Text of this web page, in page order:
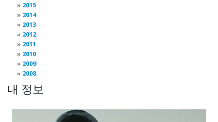
2015
2014
2013
2012
2011
2010
2009
2008
내 정보